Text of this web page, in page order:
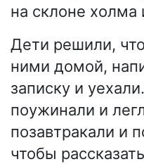
на склоне холма
Дети решили,
ними домой,
записку и
поужинали и
позавтракали и
чтобы